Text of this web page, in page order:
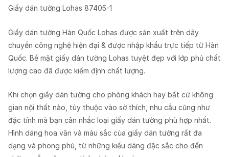
Giấy dán tường Lohas 87405-1
Giấy dán tường Hàn Quốc Lohas được sản xuất trên dây
chuyền công nghệ hiện đại & được nhập khẩu trực tiếp từ Hàn
Quốc. Bề mặt giấy dán tường Lohas tuyệt đẹp với lớp phủ chất
lượng cao đã được kiểm định chất lượng.
Khi chọn giấy dán tường cho phòng khách hay bất cứ không
gian nội thất nào, tùy thuộc vào sở thích, nhu cầu cũng như
đặc tính mà bạn cân nhắc loại giấy dán tường phù hợp nhất.
Hình dáng hoa văn và màu sắc của giấy dán tường rất đa
dạng và phong phú, từ những kiểu dáng đặc sắc cho đến